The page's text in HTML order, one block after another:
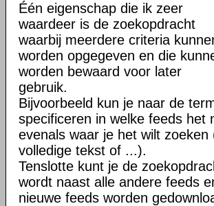
Één eigenschap die ik zeer
waardeer is de zoekopdracht
waarbij meerdere criteria
worden opgegeven en die
worden bewaard voor later
gebruik.
Bijvoorbeeld kun je naar de
specificeren in welke feeds het
evenals waar je het wilt
volledige tekst of ...).
Tenslotte kunt je de
wordt naast alle andere feeds
nieuwe feeds worden